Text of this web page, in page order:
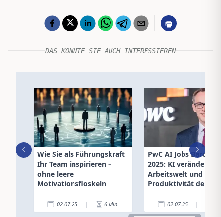
DAS KÖNNTE SIE AUCH INTERESSIEREN
Wie Sie als Führungskraft
Ihr Team inspirieren –
ohne leere
Motivationsfloskeln
02.07.25 | 6 Min.
PwC AI Jobs
2025: KI verändert
Arbeitswelt und
Produktivität
02.07.25 |